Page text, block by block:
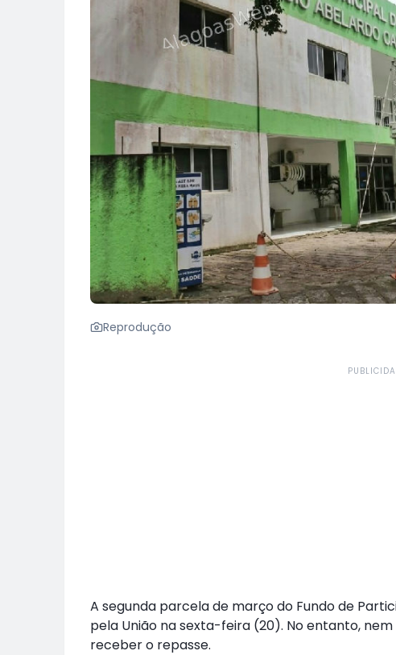
Reprodução
A segunda parcela de março do Fundo de
pela União na sexta-feira (20). No entanto,
receber o repasse.